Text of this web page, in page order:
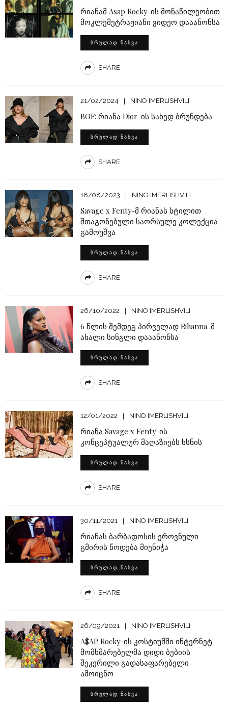
რიანამ Asap Rocky-ის მონაწილეობით
მოკლემეტრაჟიანი ვიდეო დააანონსა
ᲡᲠᲣᲚᲐᲓ ᲜᲐᲮᲕᲐ
SHARE
21/02/2024 NINO IMERLISHVILI
BOF: რიანა Dior-ის სახედ ბრუნდება
ᲡᲠᲣᲚᲐᲓ ᲜᲐᲮᲕᲐ
SHARE
18/08/2023 NINO IMERLISHVILI
Savage x Fenty-მ რიანას სტილით
შთაგონებული საორსულე კოლექცია
გამოუშვა
ᲡᲠᲣᲚᲐᲓ ᲜᲐᲮᲕᲐ
SHARE
26/10/2022 NINO IMERLISHVILI
6 წლის შემდეგ პირველად Rihanna-მ
ახალი სინგლი დააანონსა
ᲡᲠᲣᲚᲐᲓ ᲜᲐᲮᲕᲐ
SHARE
12/01/2022 NINO IMERLISHVILI
რიანა Savage x Fenty-ის
კონცეპტუალურ მაღაზიებს ხსნის
ᲡᲠᲣᲚᲐᲓ ᲜᲐᲮᲕᲐ
SHARE
30/11/2021 NINO IMERLISHVILI
რიანას ბარბადოსის ეროვნული
გმირის წოდება მიენიჭა
ᲡᲠᲣᲚᲐᲓ ᲜᲐᲮᲕᲐ
SHARE
26/09/2021 NINO IMERLISHVILI
A$AP Rocky-ის კოსტიუმში ინტერნეტ
მომხმარებელმა დიდი ბებიის
შეკერილი გადასაფარებელი
ამოიცნო
ᲡᲠᲣᲚᲐᲓ ᲜᲐᲮᲕᲐ